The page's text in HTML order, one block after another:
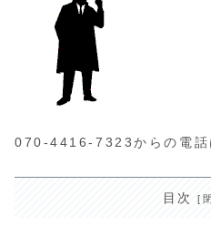
070-4416-7323からの電話
目次